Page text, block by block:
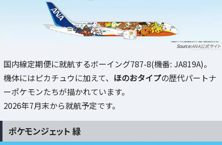
ANA公式サイト
国内線定期便に就航するボーイング787-8(機番: JA819A)。
機体にはピカチュウに加えて、 ほのおタイプの歴代パートナ
ーポケモンたちが描かれています。
2026年7月末から就航予定です。
ポケモンジェット 緑